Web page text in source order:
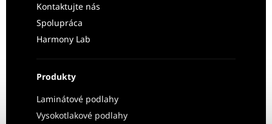
Kontaktujte nás
Spolupráca
Harmony Lab
Produkty
Laminátové podlahy
Vysokotlakové podlahy